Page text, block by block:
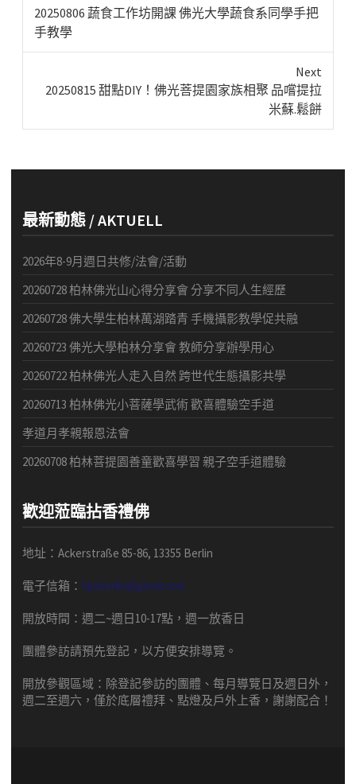
Previous
post:
20250806 蔬食工作坊開課 佛光大學蔬食系同學手把
手教學
Next
Next
20250815 甜點DIY！佛光菩提園家族相聚 品嚐提拉
米蘇.鬆餅
最新動態 / AKTUELL
2026年8-9月週日共修/法會/活動
20260728 柏林佛光山心得分享會 分享不同人生經歷
20260728 佛大學生柏林萬湖踏青 手機攝影教學促共融
20260723 佛光大學柏林分享會 教師分享辦學用心
20260722 柏林佛光人走入自然 跨世代生態攝影共學
20260713 柏林佛光小菩薩學武術 歡喜體驗空手道
孝道月孝親報恩法會
20260708 柏林菩提園善童歡喜學習 親子空手道體驗
歡迎蒞臨拈香禮佛
地址：Ackerstraße 85-86, 13355 Berlin
電子信箱： fgsberlin@gmail.com
開放時間 ： 週二~週日10-17點， 週一放香日
團體參訪請預先登記，以方便安排導覽 。
開放參觀區域： 除登記參訪的團體、每月導覽日及週日外，
週二至週六，僅於底層禮拜、點燈及戶外上香，謝謝配合！